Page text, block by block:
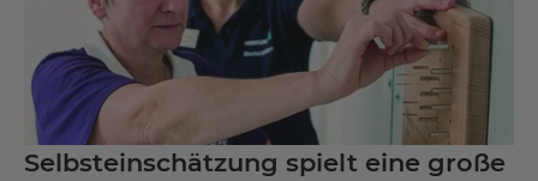
Selbsteinschätzung spielt eine große